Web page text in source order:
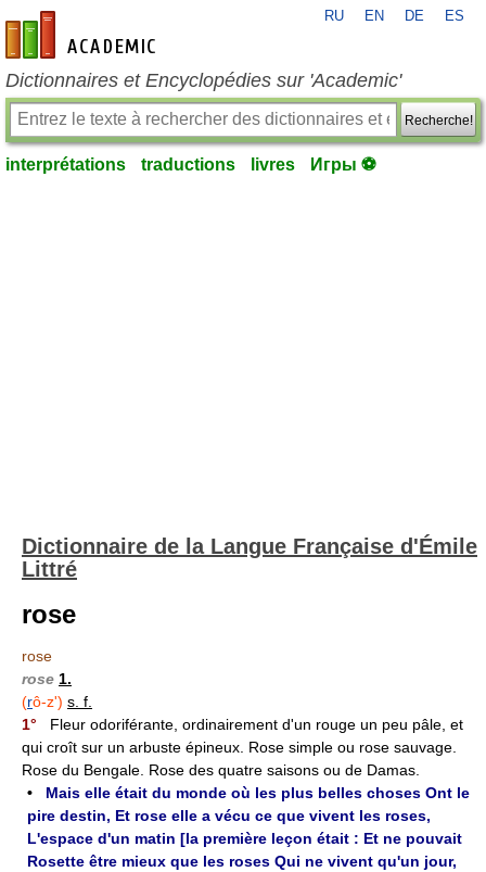
fr-academic.com
RU EN DE ES
Dictionnaires et Encyclopédies sur 'Academic'
Recherche!
interprétations traductions livres Игры ⚽
Dictionnaire de la Langue Française d'Émile
Littré
rose
rose
rose 1.
(rô-z') s. f.
1° Fleur odoriférante, ordinairement d'un rouge un peu pâle, et
qui croît sur un arbuste épineux. Rose simple ou rose sauvage.
Rose du Bengale. Rose des quatre saisons ou de Damas.
• Mais elle était du monde où les plus belles choses Ont le
pire destin, Et rose elle a vécu ce que vivent les roses,
L'espace d'un matin [la première leçon était : Et ne pouvait
Rosette être mieux que les roses Qui ne vivent qu'un jour,